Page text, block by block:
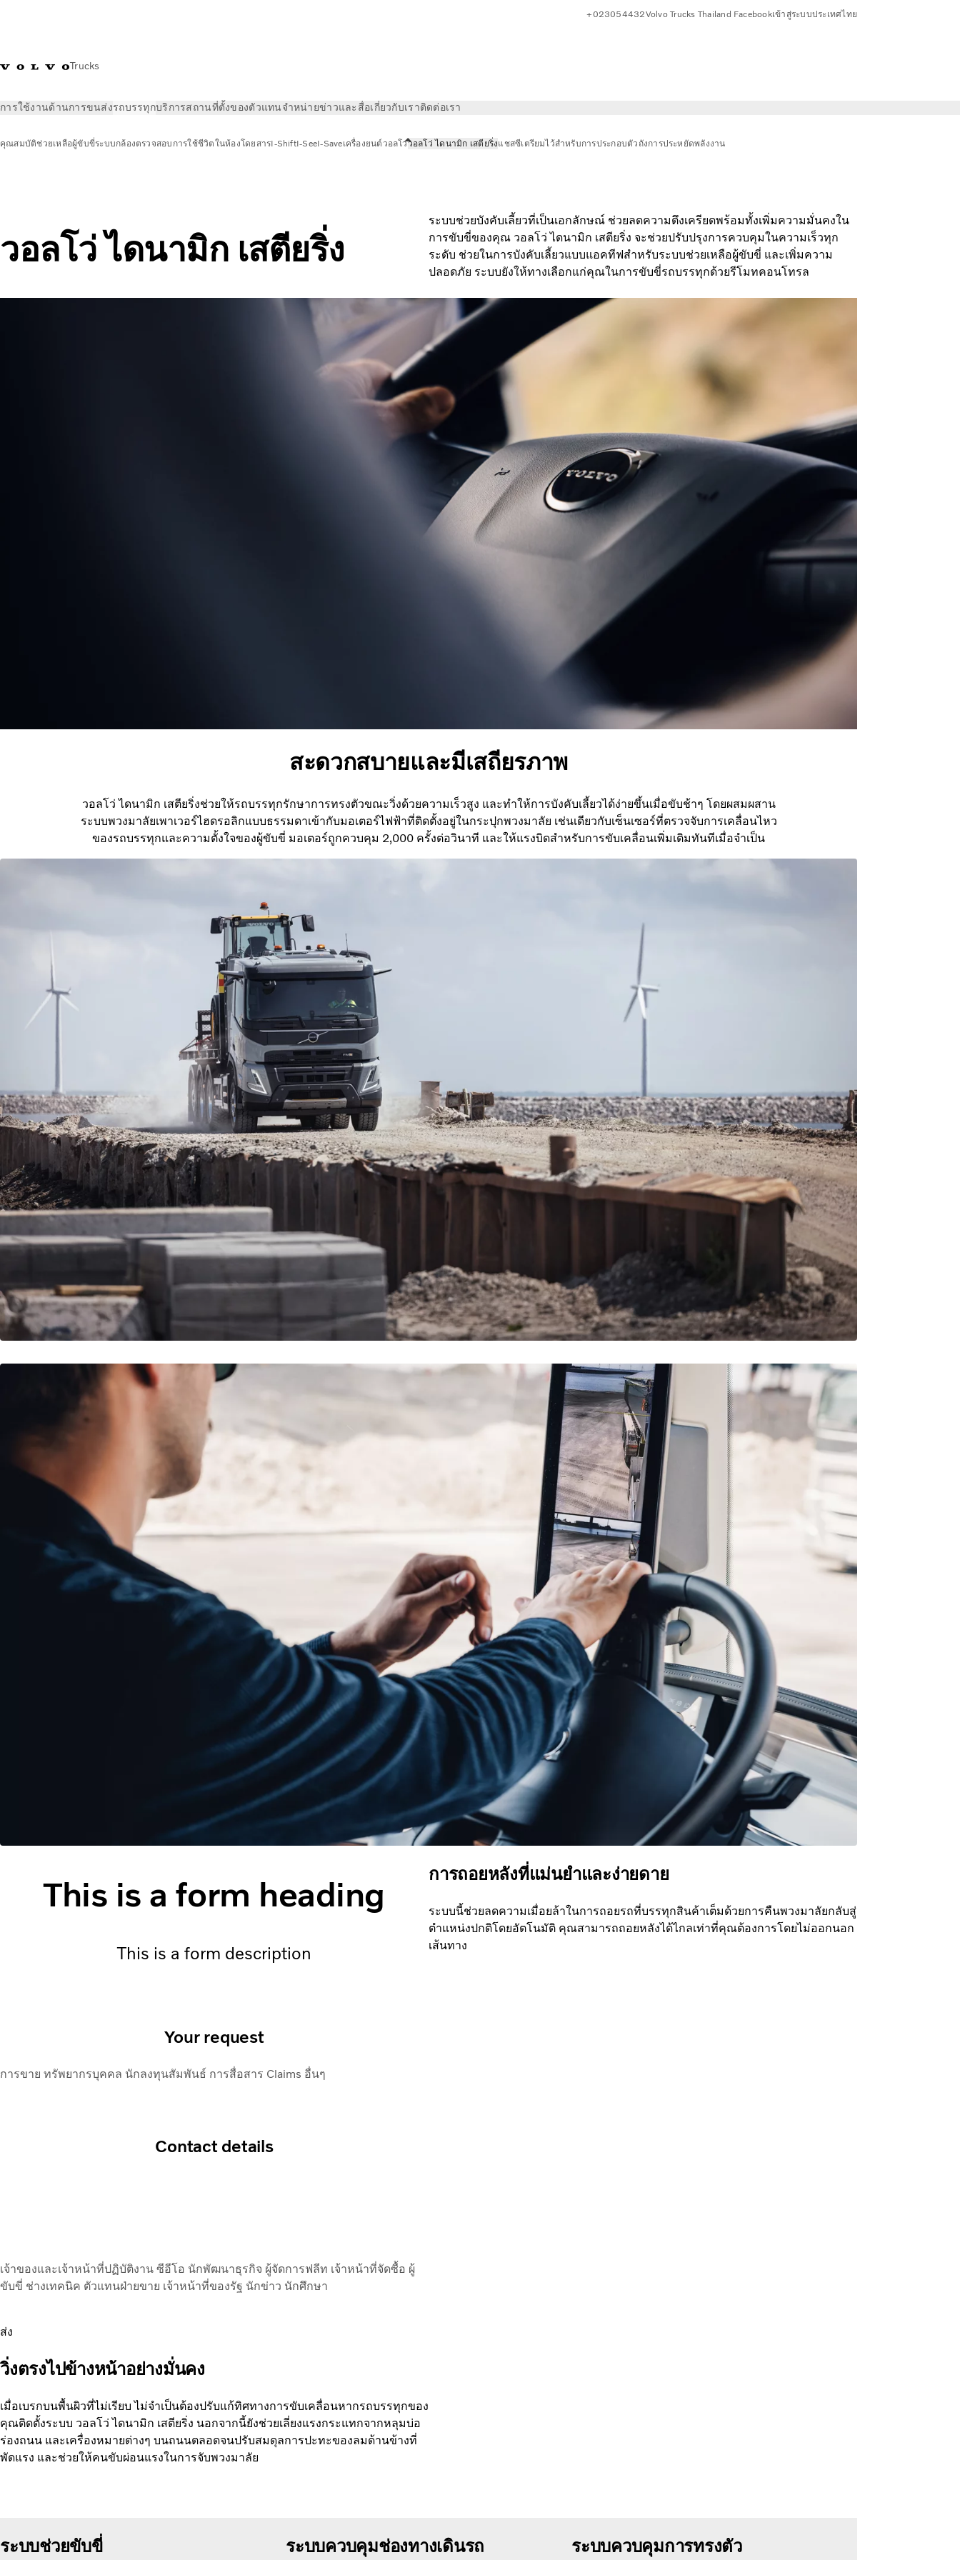
Trucks
+023054432Volvo Trucks Thailand Facebookเข้าสู่ระบบประเทศไทย
การใช้งานด้านการขนส่งรถบรรทุกบริการสถานที่ตั้งของตัวแทนจำหน่ายข่าวและสื่อเกี่ยวกับเราติดต่อเรา
คุณสมบัติช่วยเหลือผู้ขับขี่ระบบกล้องตรวจสอบ การใช้ชีวิตในห้องโดยสารI-ShiftI-SeeI-Saveเครื่องยนต์วอลโว่วอลโว่ ไดนามิก เสตียริ่งแชสซีเตรียมไว้สำหรับการประกอบตัวถังการประหยัดพลังงาน
วอลโว่ ไดนามิก เสตียริ่ง
ระบบช่วยบังคับเลี้ยวที่เป็นเอกลักษณ์ ช่วยลดความตึงเครียดพร้อมทั้งเพิ่มความมั่นคงใน
การขับขี่ของคุณ วอลโว่ ไดนามิก เสตียริ่ง จะช่วยปรับปรุงการควบคุมในความเร็วทุก
ระดับ ช่วยในการบังคับเลี้ยวแบบแอคทีฟสำหรับระบบช่วยเหลือผู้ขับขี่ และเพิ่มความ
ปลอดภัย ระบบยังให้ทางเลือกแก่คุณในการขับขี่รถบรรทุกด้วยรีโมทคอนโทรล
สะดวกสบายและมีเสถียรภาพ
วอลโว่ ไดนามิก เสตียริ่งช่วยให้รถบรรทุกรักษาการทรงตัวขณะวิ่งด้วยความเร็วสูง และทำให้การบังคับเลี้ยวได้ง่ายขึ้นเมื่อขับช้าๆ โดยผสมผสาน
ระบบพวงมาลัยเพาเวอร์ไฮดรอลิกแบบธรรมดาเข้ากับมอเตอร์ไฟฟ้าที่ติดตั้งอยู่ในกระปุกพวงมาลัย เช่นเดียวกับเซ็นเซอร์ที่ตรวจจับการเคลื่อนไหว
ของรถบรรทุกและความตั้งใจของผู้ขับขี่ มอเตอร์ถูกควบคุม 2,000 ครั้งต่อวินาที และให้แรงบิดสำหรับการขับเคลื่อนเพิ่มเติมทันทีเมื่อจำเป็น
This is a form heading
This is a form description
Your request
การขาย ทรัพยากรบุคคล นักลงทุนสัมพันธ์ การสื่อสาร Claims อื่นๆ
Contact details
เจ้าของและเจ้าหน้าที่ปฏิบัติงาน ซีอีโอ นักพัฒนาธุรกิจ ผู้จัดการฟลีท เจ้าหน้าที่จัดซื้อ ผู้
ขับขี่ ช่างเทคนิค ตัวแทนฝ่ายขาย เจ้าหน้าที่ของรัฐ นักข่าว นักศึกษา
ส่ง
วิ่งตรงไปข้างหน้าอย่างมั่นคง
เมื่อเบรกบนพื้นผิวที่ไม่เรียบ ไม่จำเป็นต้องปรับแก้ทิศทางการขับเคลื่อนหากรถบรรทุกของ
คุณติดตั้งระบบ วอลโว่ ไดนามิก เสตียริ่ง นอกจากนี้ยังช่วยเลี่ยงแรงกระแทกจากหลุมบ่อ
ร่องถนน และเครื่องหมายต่างๆ บนถนนตลอดจนปรับสมดุลการปะทะของลมด้านข้างที่
พัดแรง และช่วยให้คนขับผ่อนแรงในการจับพวงมาลัย
การถอยหลังที่แม่นยำและง่ายดาย
ระบบนี้ช่วยลดความเมื่อยล้าในการถอยรถที่บรรทุกสินค้าเต็มด้วยการคืนพวงมาลัยกลับสู่
ตำแหน่งปกติโดยอัตโนมัติ คุณสามารถถอยหลังได้ไกลเท่าที่คุณต้องการโดยไม่ออกนอก
เส้นทาง
ระบบช่วยขับขี่ ระบบควบคุมช่องทางเดินรถ ระบบควบคุมการทรงตัว